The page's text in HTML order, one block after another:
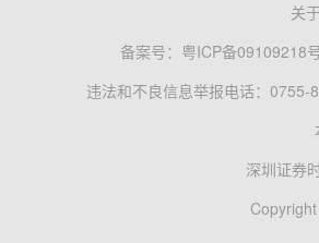
关
备案号： 粤ICP备09109218
违法和不良信息举报电话：0755-
深圳证券